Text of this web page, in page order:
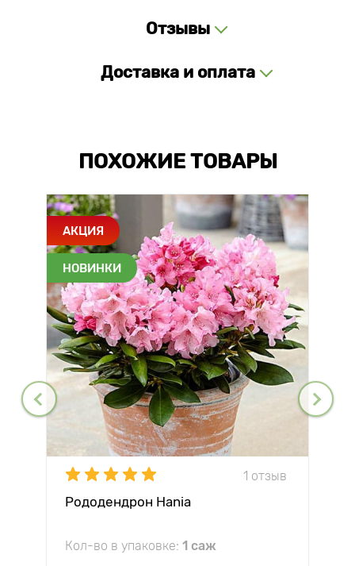
Отзывы
Доставка и оплата
ПОХОЖИЕ ТОВАРЫ
АКЦИЯ
НОВИНКИ
1 отзыв
Рододендрон Hania
Кол-во в упаковке: 1 саж